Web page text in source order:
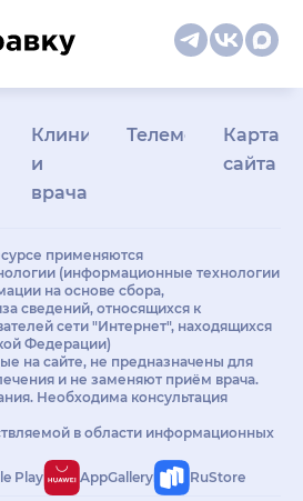
Клиникам
и
врачам
Телемедицина
Карта
сайта
применяются
(информационные технологии
на основе сбора,
сведений, относящихся к
сети "Интернет", находящихся
Федерации)
на сайте, не предназначены для
и не заменяют приём врача.
Необходима консультация
в области информационных
Play AppGallery RuStore